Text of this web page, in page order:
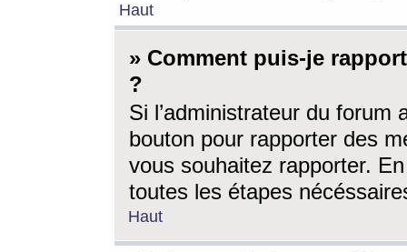
Haut
» Comment puis-je
?
Si l’administrateur du forum
bouton pour rapporter des
vous souhaitez rapporter.
toutes les étapes
Haut